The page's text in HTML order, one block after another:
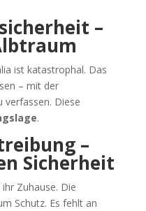
–
ist katastrophal. Das
– mit der
verfassen. Diese
.
–
Sicherheit
Zuhause. Die
Schutz. Es fehlt an